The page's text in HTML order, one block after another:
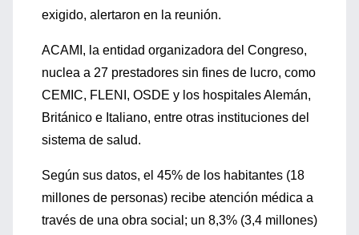
exigido, alertaron en la reunión.
ACAMI, la entidad organizadora del Congreso,
nuclea a 27 prestadores sin fines de lucro, como
CEMIC, FLENI, OSDE y los hospitales Alemán,
Británico e Italiano, entre otras instituciones del
sistema de salud.
Según sus datos, el 45% de los habitantes (18
millones de personas) recibe atención médica a
través de una obra social; un 8,3% (3,4 millones)